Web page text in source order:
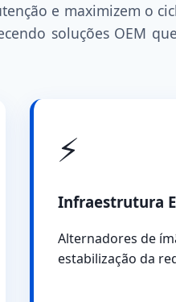
e maximizem o
soluções OEM
⚡
Infraestrutura
Alternadores de
estabilização da